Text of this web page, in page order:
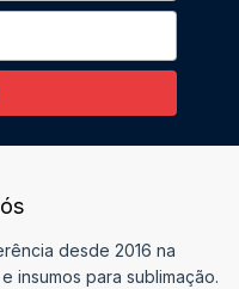
desde 2016 na
insumos para sublimação.